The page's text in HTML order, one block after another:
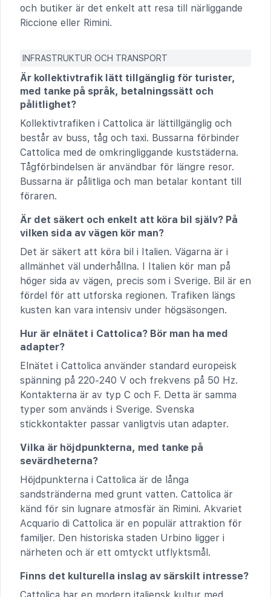
och butiker är det enkelt att resa till närliggande
Riccione eller Rimini.
INFRASTRUKTUR OCH TRANSPORT
Är kollektivtrafik lätt tillgänglig för turister,
med tanke på språk, betalningssätt och
pålitlighet?
Kollektivtrafiken i Cattolica är lättillgänglig och
består av buss, tåg och taxi. Bussarna förbinder
Cattolica med de omkringliggande kuststäderna.
Tågförbindelsen är användbar för längre resor.
Bussarna är pålitliga och man betalar kontant till
föraren.
Är det säkert och enkelt att köra bil själv? På
vilken sida av vägen kör man?
Det är säkert att köra bil i Italien. Vägarna är i
allmänhet väl underhållna. I Italien kör man på
höger sida av vägen, precis som i Sverige. Bil är en
fördel för att utforska regionen. Trafiken längs
kusten kan vara intensiv under högsäsongen.
Hur är elnätet i Cattolica? Bör man ha med
adapter?
El­nätet i Cattolica använder standard europeisk
spänning på 220-240 V och frekvens på 50 Hz.
Kontakterna är av typ C och F. Detta är samma
typer som används i Sverige. Svenska
stickkontakter passar vanligtvis utan adapter.
Vilka är höjdpunkterna, med tanke på
sevärdheterna?
Höjdpunkterna i Cattolica är de långa
sandstränderna med grunt vatten. Cattolica är
känd för sin lugnare atmosfär än Rimini. Akvariet
Acquario di Cattolica är en populär attraktion för
familjer. Den historiska staden Urbino ligger i
närheten och är ett omtyckt utflyktsmål.
Finns det kulturella inslag av särskilt intresse?
Cattolica har en modern italiensk kultur med